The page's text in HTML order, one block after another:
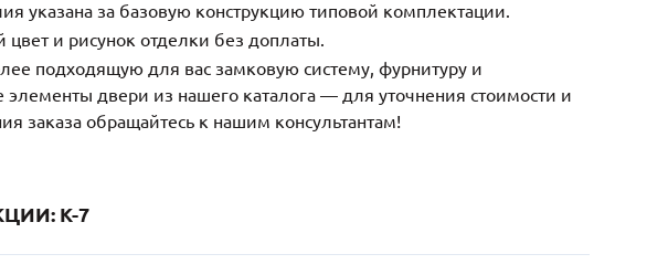
указана за базовую конструкцию типовой комплектации.
и рисунок отделки без доплаты.
подходящую для вас замковую систему, фурнитуру и
элементы двери из нашего каталога — для уточнения стоимости и
заказа обращайтесь к нашим консультантам!
K-7